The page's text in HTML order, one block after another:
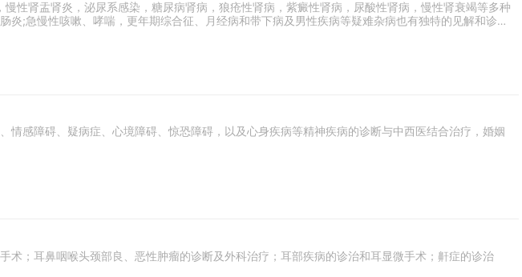
性肾盂肾炎，泌尿系感染，糖尿病肾病，狼疮性肾病，紫癜性肾病，尿酸性肾病，慢性肾衰竭等多种
;急慢性咳嗽、哮喘，更年期综合征、月经病和带下病及男性疾病等疑难杂病也有独特的见解和诊疗
感障碍、疑病症、心境障碍、惊恐障碍，以及心身疾病等精神疾病的诊断与中西医结合治疗，婚姻
；耳鼻咽喉头颈部良、恶性肿瘤的诊断及外科治疗；耳部疾病的诊治和耳显微手术；鼾症的诊治